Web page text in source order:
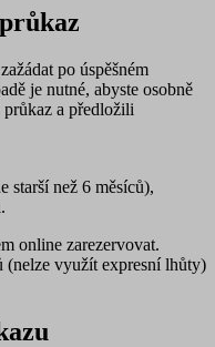
po úspěšném
je nutné, abyste osobně
a předložili
starší než 6 měsíců),
online zarezervovat.
(nelze využít expresní lhůty)